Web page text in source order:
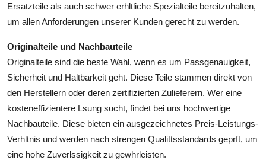
Finance
Tech
Real Estate
General
Top 10
How To
Ersatzteile als auch schwer erhltliche Spezialteile bereitzuhalten,
um allen Anforderungen unserer Kunden gerecht zu werden.
Originalteile und Nachbauteile
Originalteile sind die beste Wahl, wenn es um Passgenauigkeit,
Sicherheit und Haltbarkeit geht. Diese Teile stammen direkt von
den Herstellern oder deren zertifizierten Zulieferern. Wer eine
kosteneffizientere Lsung sucht, findet bei uns hochwertige
Nachbauteile. Diese bieten ein ausgezeichnetes Preis-Leistungs-
Verhltnis und werden nach strengen Qualittsstandards geprft, um
eine hohe Zuverlssigkeit zu gewhrleisten.